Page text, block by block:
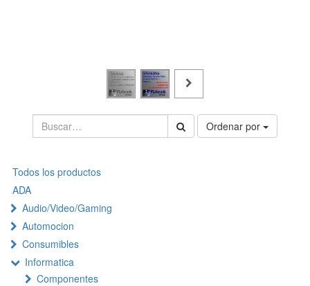
Ordenar por
Todos los productos
ADA
Audio/Video/Gaming
Automocion
Consumibles
Informatica
Componentes